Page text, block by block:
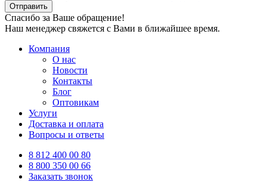
Отправить
Спасибо за Ваше обращение!
Наш менеджер свяжется с Вами в ближайшее время.
Компания
О нас
Новости
Контакты
Блог
Оптовикам
Услуги
Доставка и оплата
Вопросы и ответы
8 812 400 00 80
8 800 350 00 66
Заказать звонок